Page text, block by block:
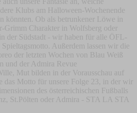
Klubs am Halloween-Wochenende
könnten. Ob als betrunkener Löwe in
Grimm Charakter in Wolfsberg oder
der Südstadt - wir haben für alle ÖFL-
Spieltagsmotto. Außerdem lassen wir die
der letzten Wochen von Blau Weiß
und der Admira Revue
Mut bilden in der Vorausschau auf
Motto für unsere Folge 23, in der wir
des österreichischen Fußballs
St.Pölten oder Admira - STA LA STA